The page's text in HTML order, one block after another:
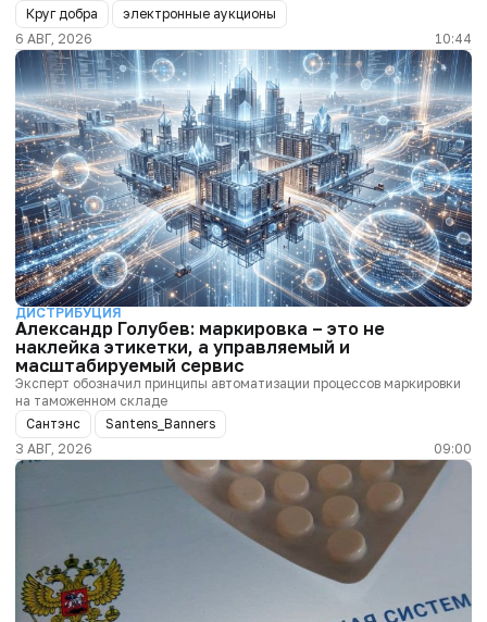
Круг добра
электронные аукционы
6 АВГ, 2026
10:44
ДИСТРИБУЦИЯ
Александр Голубев: маркировка – это не
наклейка этикетки, а управляемый и
масштабируемый сервис
Эксперт обозначил принципы автоматизации процессов маркировки
на таможенном складе
Сантэнс
Santens_Banners
3 АВГ, 2026
09:00